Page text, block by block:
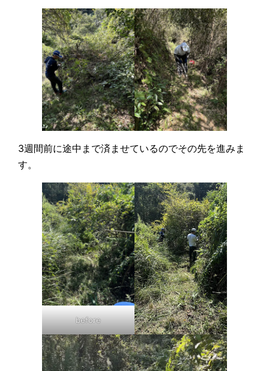
3週間前に途中まで済ませているのでその先を進みま
す。
before